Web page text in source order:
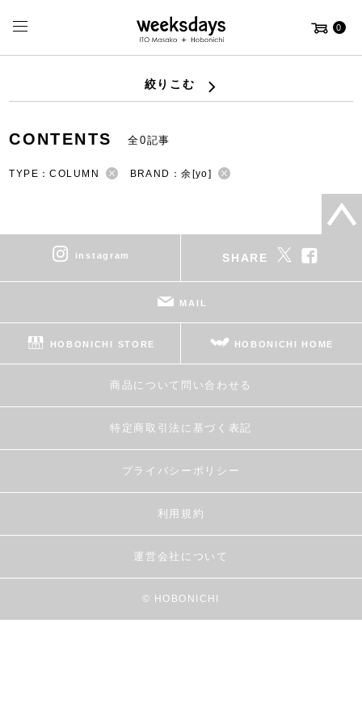
0
絞りこむ
CONTENTS 全0記事
TYPE：COLUMN BRAND：余[yo]
instagram SHARE
MAIL
HOBONICHI STORE HOBONICHI HOME
商品について問い合わせる
特定商取引法に基づく表記
プライバシーポリシー
利用規約
運営会社について
© HOBONICHI